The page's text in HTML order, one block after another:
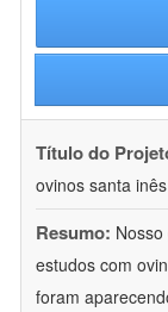
Título do
ovinos santa
Resumo:
estudos com
foram